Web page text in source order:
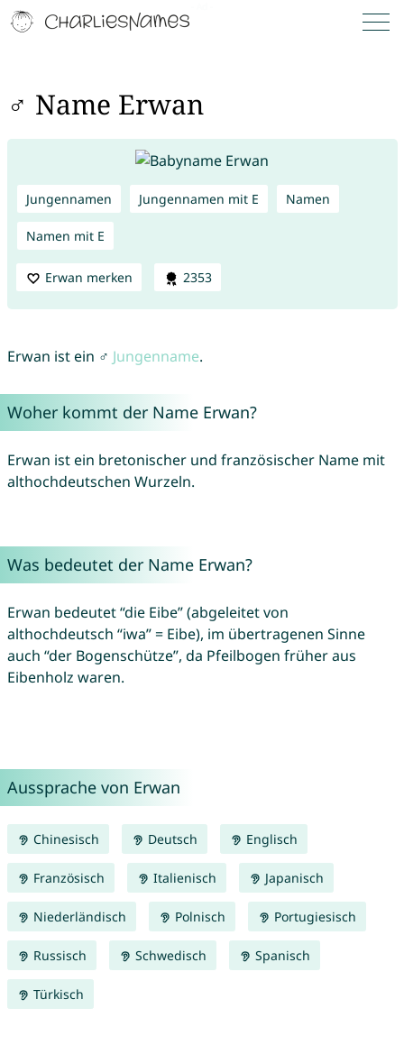
♂ Name Erwan
Jungennamen Jungennamen mit E Namen
Namen mit E
Erwan merken 2353
Erwan ist ein ♂ Jungenname.
Woher kommt der Name Erwan?
Erwan ist ein bretonischer und französischer Name mit
althochdeutschen Wurzeln.
Was bedeutet der Name Erwan?
Erwan bedeutet “die Eibe” (abgeleitet von
althochdeutsch “iwa” = Eibe), im übertragenen Sinne
auch “der Bogenschütze”, da Pfeilbogen früher aus
Eibenholz waren.
Aussprache von Erwan
Chinesisch Deutsch Englisch
Französisch Italienisch Japanisch
Niederländisch Polnisch Portugiesisch
Russisch Schwedisch Spanisch
Türkisch